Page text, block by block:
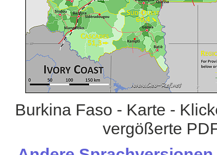
Burkina Faso - Karte -
vergößerte